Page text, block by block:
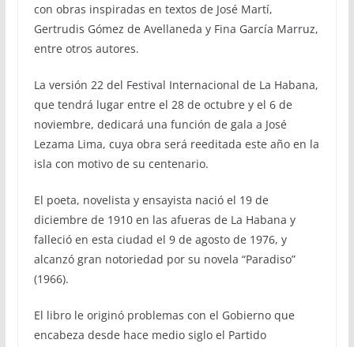
con obras inspiradas en textos de José Martí,
Gertrudis Gómez de Avellaneda y Fina García Marruz,
entre otros autores.
La versión 22 del Festival Internacional de La Habana,
que tendrá lugar entre el 28 de octubre y el 6 de
noviembre, dedicará una función de gala a José
Lezama Lima, cuya obra será reeditada este año en la
isla con motivo de su centenario.
El poeta, novelista y ensayista nació el 19 de
diciembre de 1910 en las afueras de La Habana y
falleció en esta ciudad el 9 de agosto de 1976, y
alcanzó gran notoriedad por su novela “Paradiso”
(1966).
El libro le originó problemas con el Gobierno que
encabeza desde hace medio siglo el Partido